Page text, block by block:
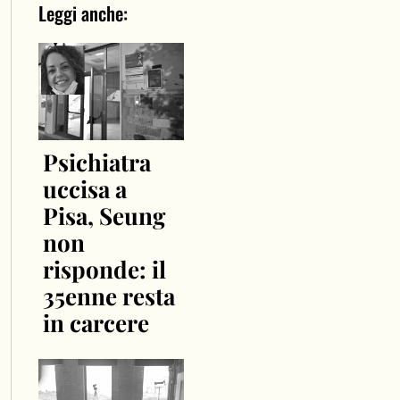
Leggi anche:
Psichiatra
uccisa a
Pisa, Seung
non
risponde: il
35enne resta
in carcere